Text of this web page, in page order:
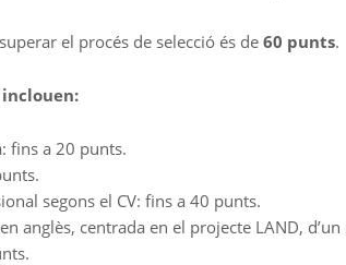
el procés de selecció és de 60 punts.
fins a 20 punts.
segons el CV: fins a 40 punts.
anglès, centrada en el projecte LAND,